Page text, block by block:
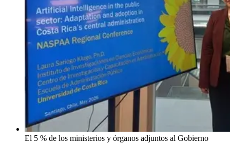
El 5 % de los ministerios y órganos adjuntos al Gobierno